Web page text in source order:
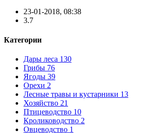
23-01-2018, 08:38
3.7
Категории
Дары леса 130
Грибы 76
Ягоды 39
Орехи 2
Лесные травы и кустарники 13
Хозяйство 21
Птицеводство 10
Кролиководство 2
Овцеводство 1